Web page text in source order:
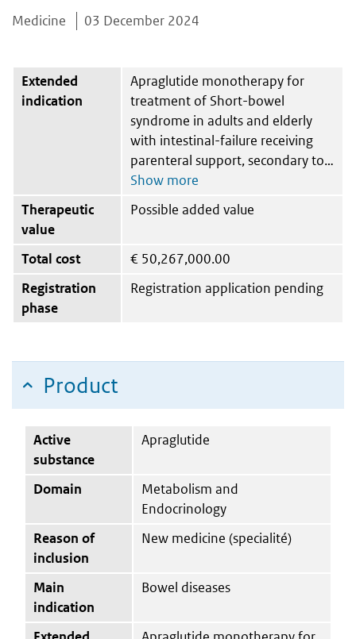
Medicine 03 December 2024
Extended
indication
Apraglutide monotherapy for
treatment of Short-bowel
syndrome in adults and elderly
with intestinal-failure receiving
parenteral support, secondary to
Therapeutic
value
Possible added value
Total cost € 50,267,000.00
Registration
phase
Registration application pending
Product
Active
substance
Apraglutide
Domain
Metabolism and
Endocrinology
Reason of
inclusion
New medicine (specialité)
Main
indication
Bowel diseases